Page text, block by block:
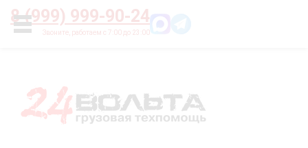
8 (999) 999-90-24
УСЛУГИ
Главная О нас Цены